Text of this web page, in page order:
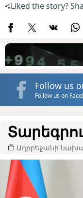
Liked the story?
Follow us
Follow us on
Ադրբեջանի